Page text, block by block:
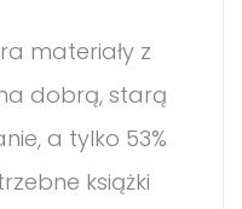
materiały z
dobrą, starą
a tylko 53%
książki